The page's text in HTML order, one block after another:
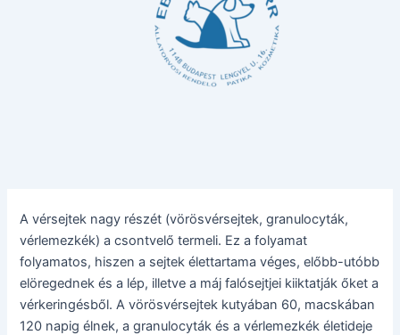
A vérsejtek nagy részét (vörösvérsejtek, granulocyták,
vérlemezkék) a csontvelő termeli. Ez a folyamat
folyamatos, hiszen a sejtek élettartama véges, előbb-utóbb
elöregednek és a lép, illetve a máj falósejtjei kiiktatják őket a
vérkeringésből. A vörösvérsejtek kutyában 60, macskában
120 napig élnek, a granulocyták és a vérlemezkék életideje